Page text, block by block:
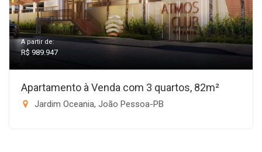
A partir de:
R$ 989.947
Apartamento à Venda com 3 quartos, 82m²
Jardim Oceania, João Pessoa-PB